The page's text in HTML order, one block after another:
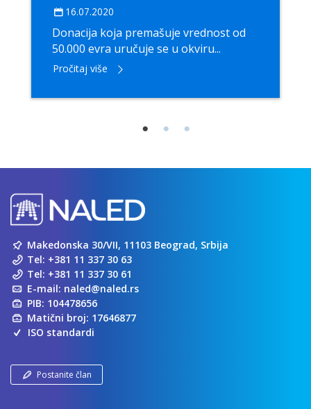
16.07.2020
Donacija koja premašuje vrednost od
50.000 evra uručuje se u okviru...
Pročitaj više
Makedonska 30/VII, 11103 Beograd, Srbija
Tel: +381 11 337 30 63
Tel: +381 11 337 30 61
E-mail: naled@naled.rs
PIB: 104478656
Matični broj: 17646877
ISO standardi
Postanite član